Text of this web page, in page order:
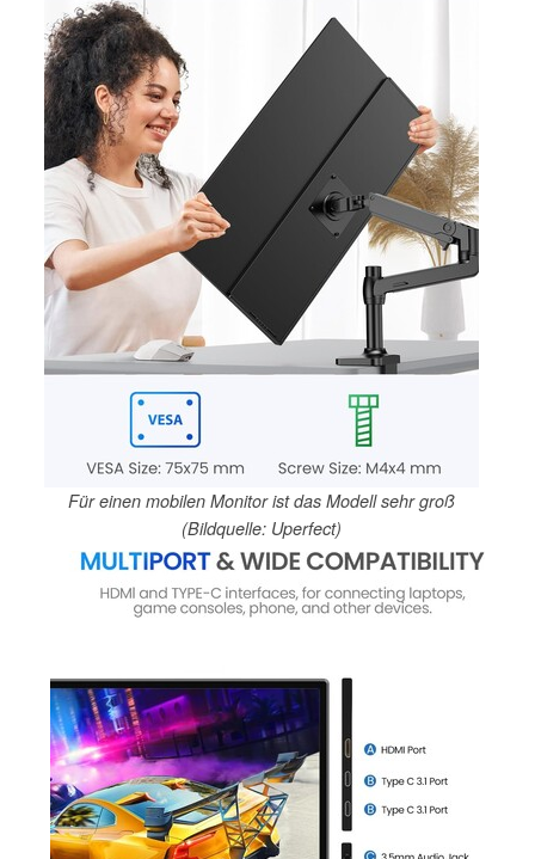
Für einen mobilen Monitor ist das Modell sehr groß
(Bildquelle: Uperfect)